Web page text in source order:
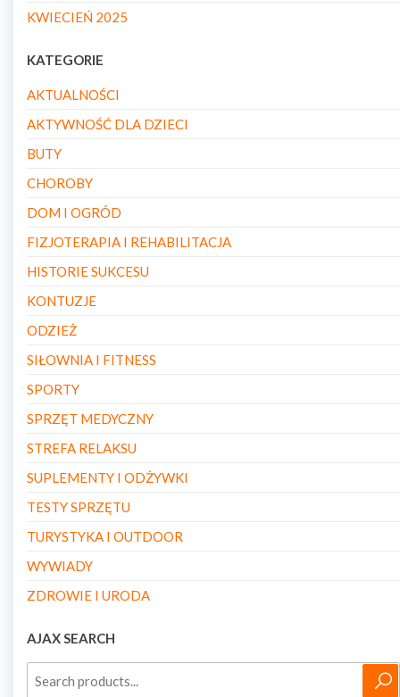
KWIECIEŃ 2025
KATEGORIE
AKTUALNOŚCI
AKTYWNOŚĆ DLA DZIECI
BUTY
CHOROBY
DOM I OGRÓD
FIZJOTERAPIA I REHABILITACJA
HISTORIE SUKCESU
KONTUZJE
ODZIEŻ
SIŁOWNIA I FITNESS
SPORTY
SPRZĘT MEDYCZNY
STREFA RELAKSU
SUPLEMENTY I ODŻYWKI
TESTY SPRZĘTU
TURYSTYKA I OUTDOOR
WYWIADY
ZDROWIE I URODA
AJAX SEARCH